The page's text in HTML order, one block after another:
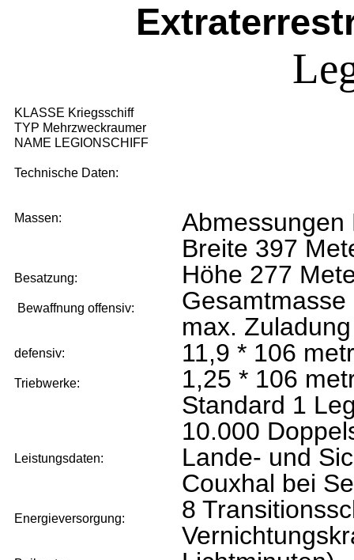
KLASSE Kriegsschiff
TYP Mehrzweckraumer
NAME LEGIONSCHIFF
Technische Daten:
Massen:
Besatzung:
Bewaffnung offensiv:
defensiv:
Triebwerke:
Leistungsdaten:
Energieversorgung:
Abmessungen
Breite 397
Höhe 277
Gesamtmasse
max. Zuladung
11,9 * 106
1,25 * 106
Standard 1
10.000
Lande- und
Couxhal bei
8